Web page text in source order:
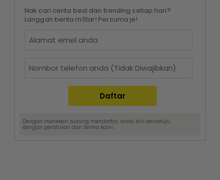
Nak cari cerita best dan trending setiap hari?
Langgan berita mStar! Percuma je!
Dengan menekan butang mendaftar, anda kini bersetuju
dengan peraturan dan terma kami.